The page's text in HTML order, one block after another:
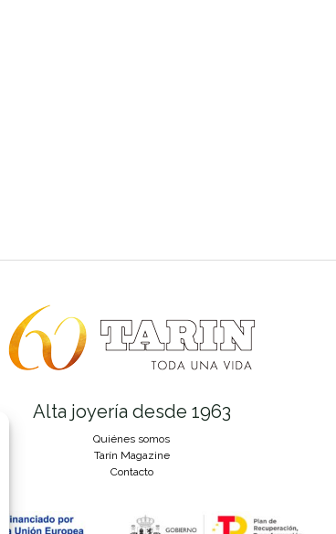
Alta joyería desde 1963
Quiénes somos
Tarín Magazine
Contacto